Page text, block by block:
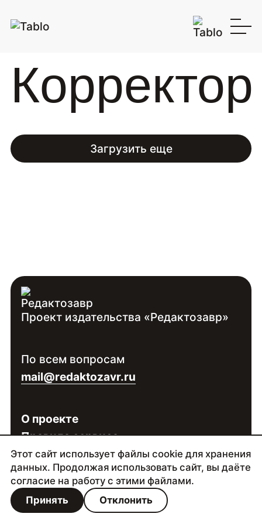
Корректор
Загрузить еще
Проект издательства «Редактозавр»
По всем вопросам
mail@redaktozavr.ru
О проекте
Правила сервиса
Политика конфиденциальности
Сделано вПалиндроме | 2025–2026
Этот сайт использует файлы cookie для хранения
данных. Продолжая использовать сайт, вы даёте
согласие на работу с этими файлами.
Принять
Отклонить